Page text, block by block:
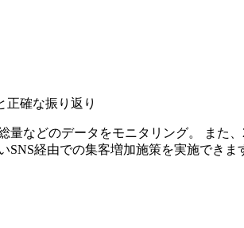
正確な振り返り
などのデータをモニタリング。 また
経由での集客増加施策を実施できま